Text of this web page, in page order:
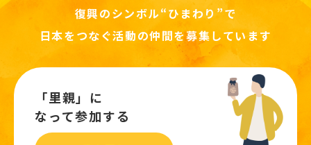
復興のシンボル“ひまわり”で
日本をつなぐ活動の仲間を募集しています
「里親」に
なって参加する